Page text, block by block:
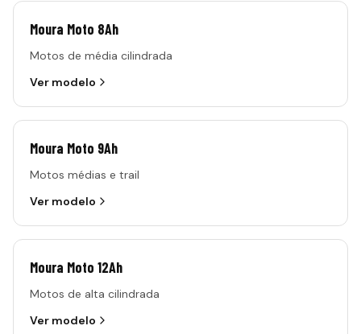
Moura Moto 8Ah
Motos de média cilindrada
Ver modelo
Moura Moto 9Ah
Motos médias e trail
Ver modelo
Moura Moto 12Ah
Motos de alta cilindrada
Ver modelo